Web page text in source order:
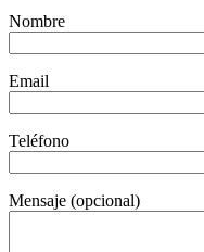
Nombre
Email
Teléfono
Mensaje (opcional)